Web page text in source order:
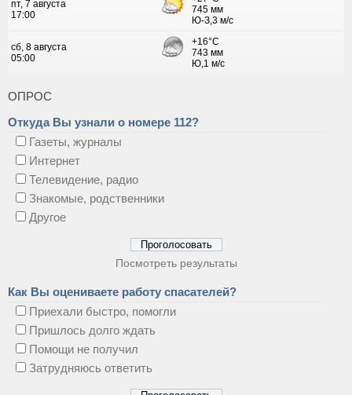
ОПРОС
Откуда Вы узнали о номере 112?
Газеты, журналы
Интернет
Телевидение, радио
Знакомые, родственники
Другое
Посмотреть результаты
Как Вы оцениваете работу спасателей?
Приехали быстро, помогли
Пришлось долго ждать
Помощи не получил
Затрудняюсь ответить